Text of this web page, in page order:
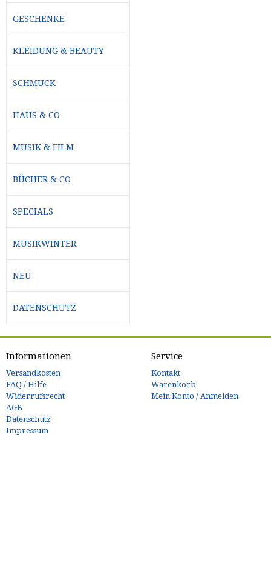
GESCHENKE
KLEIDUNG & BEAUTY
SCHMUCK
HAUS & CO
MUSIK & FILM
BÜCHER & CO
SPECIALS
MUSIKWINTER
NEU
DATENSCHUTZ
Informationen
Versandkosten
FAQ / Hilfe
Widerrufsrecht
AGB
Datenschutz
Impressum
Service
Kontakt
Warenkorb
Mein Konto / Anmelden